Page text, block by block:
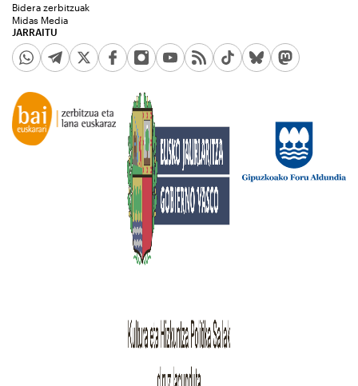
JARRAITU
Bidera zerbitzuak
Midas Media